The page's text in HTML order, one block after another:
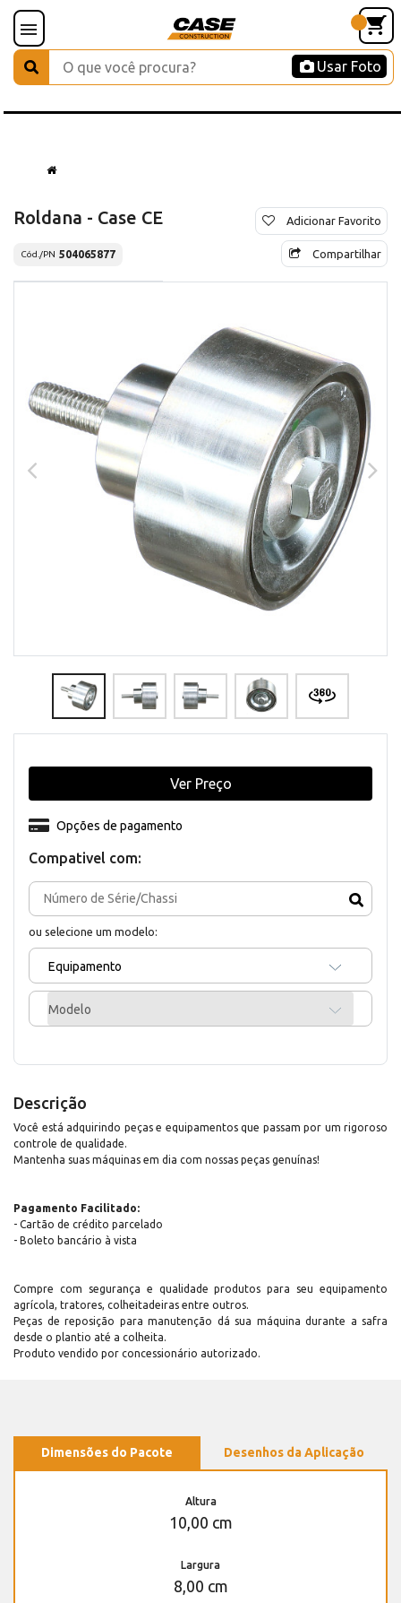
Usar Foto
Roldana - Case CE
Cód./PN 504065877
Adicionar Favorito
Compartilhar
Compativel com:
ou selecione um modelo:
Equipamento
Modelo
Opções de pagamento
Ver Preço
Descrição
Você está adquirindo peças e equipamentos que passam por um rigoroso
controle de qualidade.
Mantenha suas máquinas em dia com nossas peças genuínas!
Pagamento Facilitado:
- Cartão de crédito parcelado
- Boleto bancário à vista
Compre com segurança e qualidade produtos para seu equipamento
agrícola, tratores, colheitadeiras entre outros.
Peças de reposição para manutenção dá sua máquina durante a safra
desde o plantio até a colheita.
Produto vendido por concessionário autorizado.
Dimensões do Pacote Desenhos da Aplicação
Altura
10,00 cm
Largura
8,00 cm